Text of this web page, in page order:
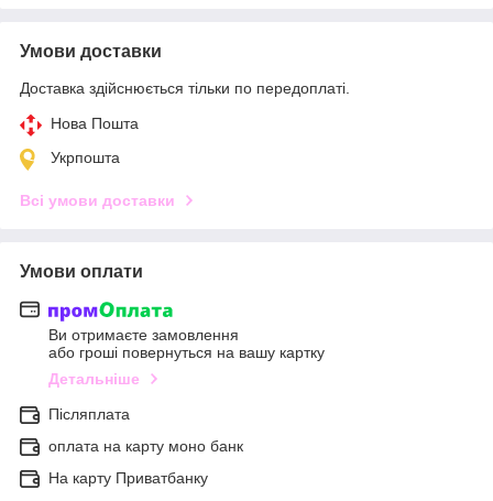
Умови доставки
Доставка здійснюється тільки по передоплаті.
Нова Пошта
Укрпошта
Всі умови доставки
Умови оплати
Ви отримаєте замовлення
або гроші повернуться на вашу картку
Детальніше
Післяплата
оплата на карту моно банк
На карту Приватбанку